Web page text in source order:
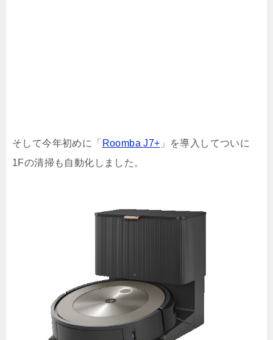
そして今年初めに「 Roomba J7+ 」を導入してついに
1Fの清掃も自動化しました。